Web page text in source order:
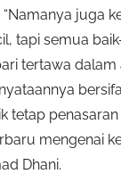
juga
tapi semua
tertawa dalam
tetap
mengenai
Dhani.